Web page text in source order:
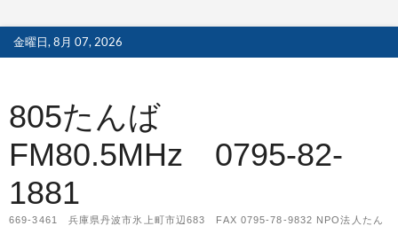
k
金曜日, 8月 07, 2026
805たんば
FM80.5MHz 0795-82-
1881
669-3461 兵庫県丹波市氷上町市辺683 FAX 0795-78-9832 NPO法人たん